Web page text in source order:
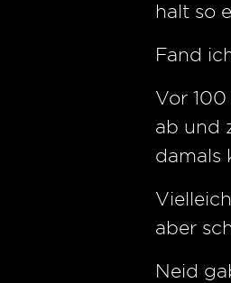
halt so
Fand
Vor
ab und
damals
aber
Neid